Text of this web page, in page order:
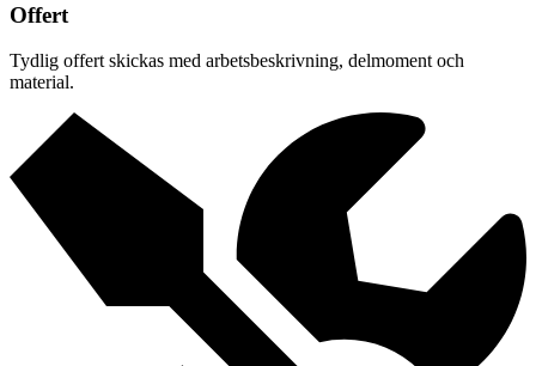
Offert
Tydlig offert skickas med arbetsbeskrivning, delmoment och
material.